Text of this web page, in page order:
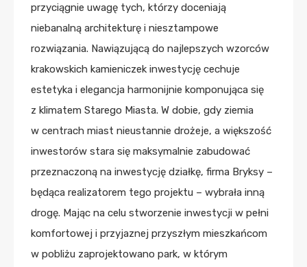
przyciągnie uwagę tych, którzy doceniają
niebanalną architekturę i niesztampowe
rozwiązania. Nawiązującą do najlepszych wzorców
krakowskich kamieniczek inwestycję cechuje
estetyka i elegancja harmonijnie komponująca się
z klimatem Starego Miasta. W dobie, gdy ziemia
w centrach miast nieustannie drożeje, a większość
inwestorów stara się maksymalnie zabudować
przeznaczoną na inwestycję działkę, firma Bryksy –
będąca realizatorem tego projektu – wybrała inną
drogę. Mając na celu stworzenie inwestycji w pełni
komfortowej i przyjaznej przyszłym mieszkańcom
w pobliżu zaprojektowano park, w którym